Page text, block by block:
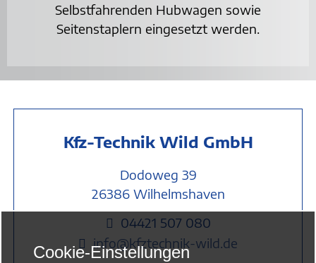
Selbstfahrenden Hubwagen sowie
Seitenstaplern eingesetzt werden.
Kfz-Technik Wild GmbH
Dodoweg 39
26386 Wilhelmshaven
 04421 507 080
info@kfztechnik-wild.de
Cookie-Einstellungen